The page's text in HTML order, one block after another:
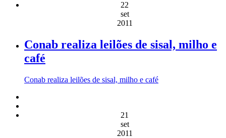
22
set
2011
Conab realiza leilões de sisal, milho e
café
Conab realiza leilões de sisal, milho e café
21
set
2011